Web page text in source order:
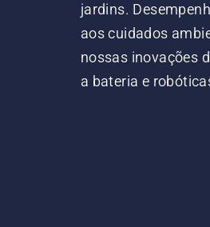
jardins.
aos cuidados
nossas inovações
a bateria e